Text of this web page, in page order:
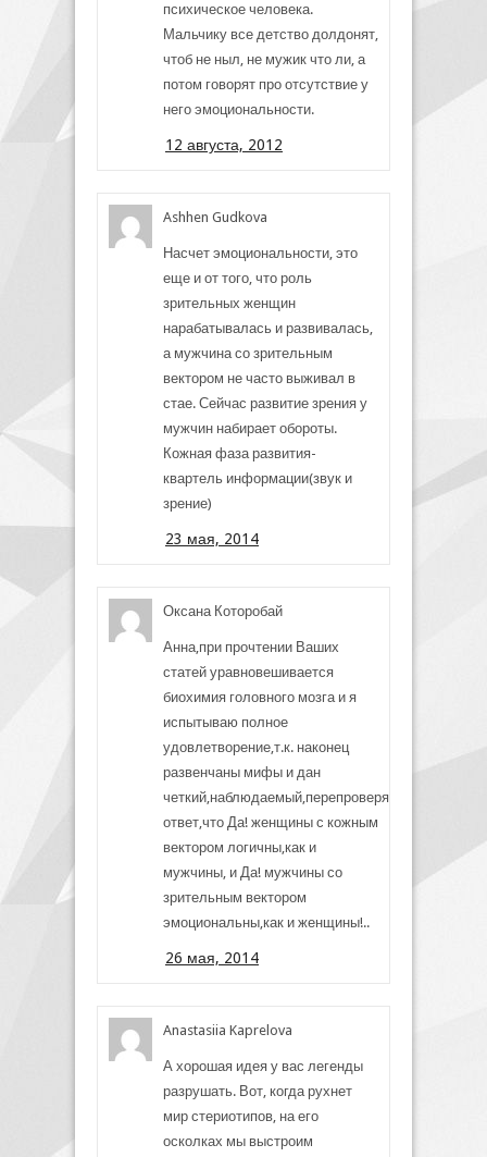
психическое человека.
Мальчику все детство долдонят,
чтоб не ныл, не мужик что ли, а
потом говорят про отсутствие у
него эмоциональности.
12 августа, 2012
Ashhen Gudkova
Насчет эмоциональности, это
еще и от того, что роль
зрительных женщин
нарабатывалась и развивалась,
а мужчина со зрительным
вектором не часто выживал в
стае. Сейчас развитие зрения у
мужчин набирает обороты.
Кожная фаза развития-
квартель информации(звук и
зрение)
23 мая, 2014
Оксана Которобай
Анна,при прочтении Ваших
статей уравновешивается
биохимия головного мозга и я
испытываю полное
удовлетворение,т.к. наконец
развенчаны мифы и дан
четкий,наблюдаемый,перепроверяемый
ответ,что Да! женщины с кожным
вектором логичны,как и
мужчины, и Да! мужчины со
зрительным вектором
эмоциональны,как и женщины!..
26 мая, 2014
Anastasiia Kaprelova
А хорошая идея у вас легенды
разрушать. Вот, когда рухнет
мир стериотипов, на его
осколках мы выстроим